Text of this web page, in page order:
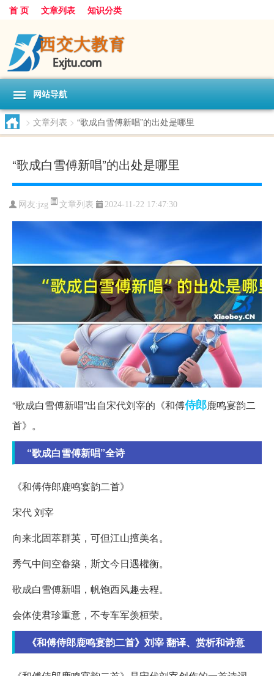
首 页 文章列表 知识分类
网站导航
> 文章列表 > “歌成白雪傅新唱”的出处是哪里
“歌成白雪傅新唱”的出处是哪里
网友:jzg 文章列表 2024-11-22 17:47:30
“歌成白雪傅新唱”出自宋代刘宰的《和傅侍郎鹿鸣宴韵二
首》。
“歌成白雪傅新唱”全诗
《和傅侍郎鹿鸣宴韵二首》
宋代 刘宰
向来北固萃群英，可但江山擅美名。
秀气中间空畚築，斯文今日遇權衡。
歌成白雪傅新唱，帆饱西风趣去程。
会体使君珍重意，不专车军羡桓荣。
《和傅侍郎鹿鸣宴韵二首》刘宰 翻译、赏析和诗意